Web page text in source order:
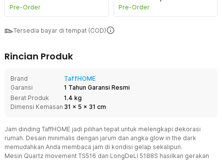
Pre-Order Pre-Order
Tersedia bayar di tempat (COD)
Rincian Produk
Brand
TaffHOME
Garansi
1 Tahun Garansi Resmi
Berat Produk
1.4 kg
Dimensi Kemasan 31 x 5 x 31 cm
Jam dinding TaffHOME jadi pilihan tepat untuk melengkapi dekorasi
rumah. Desain minimalis dengan jarum dan angka glow in the dark
memudahkan Anda membaca jam di kondisi gelap sekalipun.
Mesin Quartz movement TS516 dan LongDeLi 5188S hasilkan gerakan